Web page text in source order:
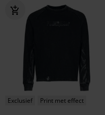
Exclusief Print met effect